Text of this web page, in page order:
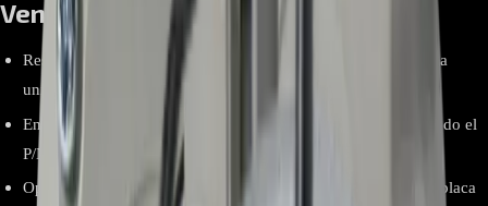
Ventajas y beneficios
Restaura el caudal de aire y la capacidad de enfriamiento de la
unidad interior.
Encaje y conector originales para una instalación directa cuando el
P/N coincide.
Operación estable y silenciosa al trabajar con el control de la placa